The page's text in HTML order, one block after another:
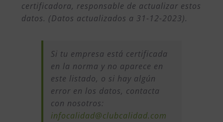
certificadora, responsable de actualizar estos
datos. (Datos actualizados a 31-12-2023).
Si tu empresa está certificada
en la norma y no aparece en
este listado, o si hay algún
error en los datos, contacta
con nosotros:
infocalidad@clubcalidad.com